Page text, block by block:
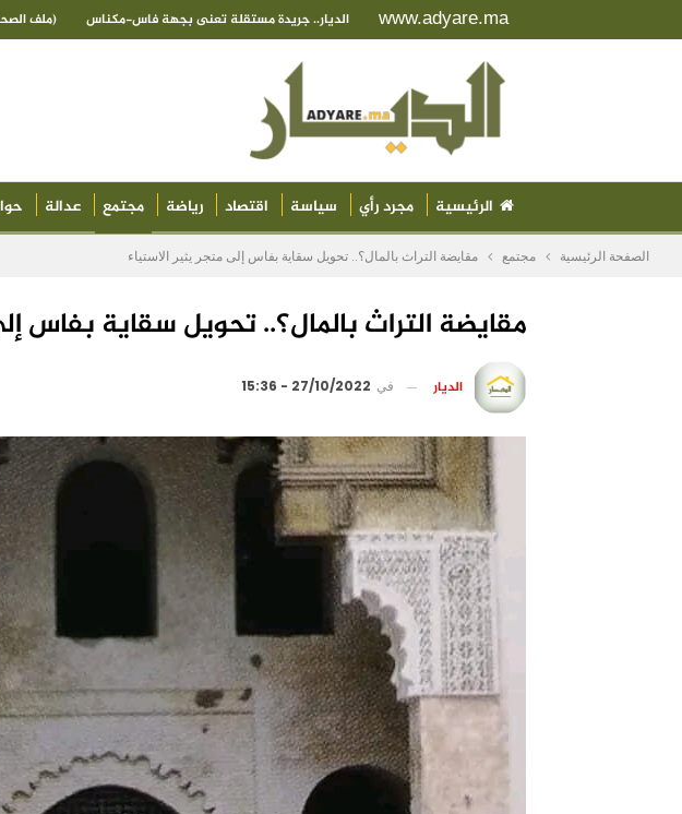
www.adyare.ma الديار.. جريدة مستقلة تعنى بجهة فاس-مكناس (ملف
الرئيسية مجرد رأي سياسة اقتصاد رياضة مجتمع عدالة
الصفحة الرئيسية مجتمع مقايضة التراث بالمال؟.. تحويل سقاية بفاس إلى متجر يثير الاستياء
مقايضة التراث بالمال؟.. تحويل سقاية بفاس
الديار في 27/10/2022 - 15:36